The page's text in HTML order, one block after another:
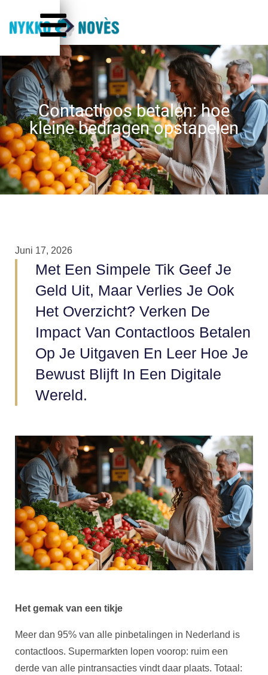
Contactloos betalen: hoe
kleine bedragen opstapelen
Juni 17, 2026
Met Een Simpele Tik Geef Je
Geld Uit, Maar Verlies Je Ook
Het Overzicht? Verken De
Impact Van Contactloos Betalen
Op Je Uitgaven En Leer Hoe Je
Bewust Blijft In Een Digitale
Wereld.
Het gemak van een tikje
Meer dan 95% van alle pinbetalingen in Nederland is
contactloos. Supermarkten lopen voorop: ruim een
derde van alle pintransacties vindt daar plaats. Totaal: